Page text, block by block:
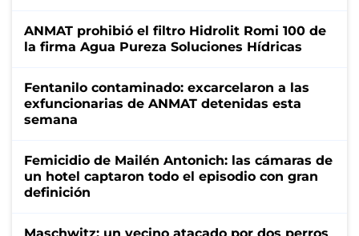
ANMAT prohibió el filtro Hidrolit Romi 100 de
la firma Agua Pureza Soluciones Hídricas
Fentanilo contaminado: excarcelaron a las
exfuncionarias de ANMAT detenidas esta
semana
Femicidio de Mailén Antonich: las cámaras de
un hotel captaron todo el episodio con gran
definición